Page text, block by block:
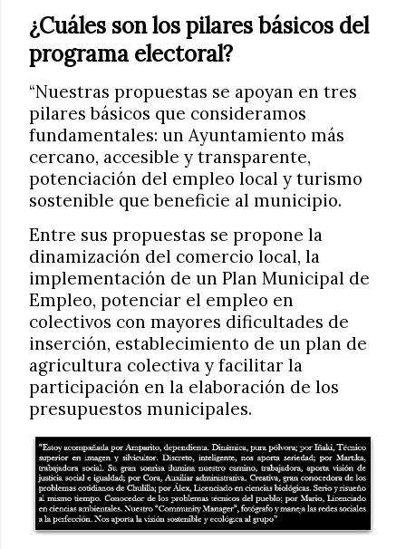
¿Cuáles son los pilares básicos del
programa electoral?
“Nuestras propuestas se apoyan en tres
pilares básicos que consideramos
fundamentales: un Ayuntamiento más
cercano, accesible y transparente,
potenciación del empleo local y turismo
sostenible que beneficie al municipio.
Entre sus propuestas se propone la
dinamización del comercio local, la
implementación de un Plan Municipal de
Empleo, potenciar el empleo en
colectivos con mayores dificultades de
inserción, establecimiento de un plan de
agricultura colectiva y facilitar la
participación en la elaboración de los
presupuestos municipales.